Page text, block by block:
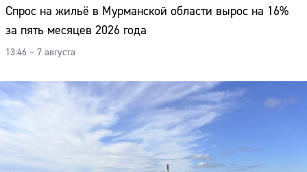
Спрос на жильё в Мурманской области вырос на 16%
за пять месяцев 2026 года
13:46 – 7 августа